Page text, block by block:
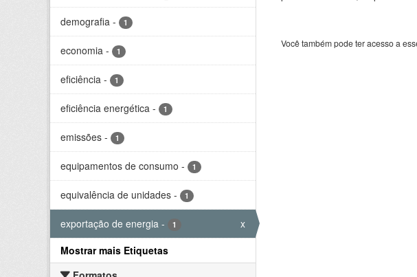
demografia - 1
economia - 1
eficiência - 1
eficiência energética - 1
emissões - 1
equipamentos de consumo - 1
equivalência de unidades - 1
exportação de energia - 1
x
Mostrar mais Etiquetas
Você também pode ter acesso a